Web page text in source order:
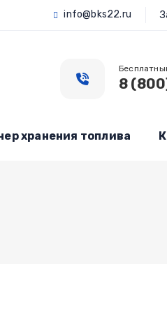
info@bks22.ru
8
хранения топлива